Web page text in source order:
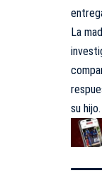
La
su hijo.